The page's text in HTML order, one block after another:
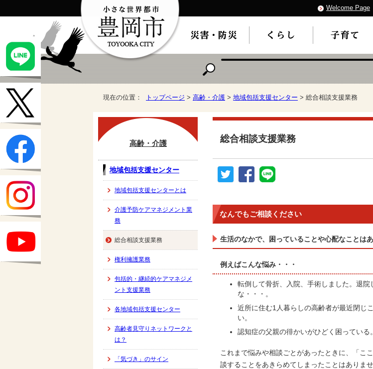
Welcome Page
現在の位置： トップページ > 高齢・介護 > 地域包括支援センター > 総合相談支援業務
総合相談支援業務
なんでもご相談ください
生活のなかで、困っていることや心配なことは
例えばこんな悩み・・・
転倒して骨折、入院、手術しました。退
な・・・。
近所に住む1人暮らしの高齢者が最近閉じ
い。
認知症の父親の徘かいがひどく困っている
これまで悩みや相談ごとがあったときに、「こ
談することをあきらめてしまったことはありま
高齢・介護
地域包括支援センター
地域包括支援センターとは
介護予防ケアマネジメント業
務
総合相談支援業務
権利擁護業務
包括的・継続的ケアマネジメ
ント支援業務
各地域包括支援センター
高齢者見守りネットワークと
は？
「気づき」のサイン